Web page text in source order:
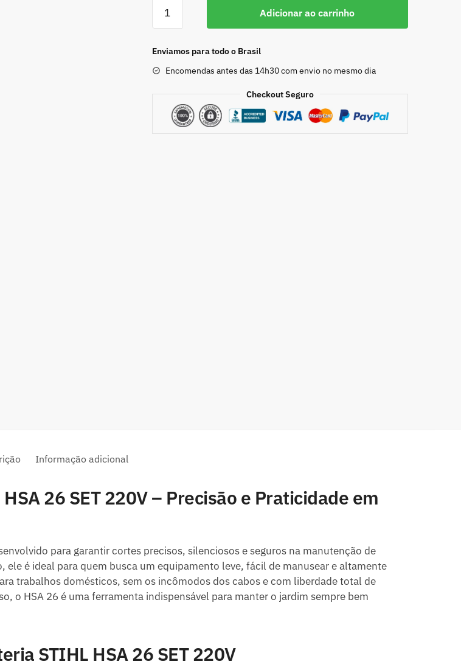
Adicionar ao carrinho
Enviamos para todo o Brasil
Encomendas antes das 14h30 com envio no mesmo dia
Checkout Seguro
Informação adicional
26 SET 220V – Precisão e Praticidade em
para garantir cortes precisos, silenciosos e seguros na manutenção de
é ideal para quem busca um equipamento leve, fácil de manusear e altamente
trabalhos domésticos, sem os incômodos dos cabos e com liberdade total de
o HSA 26 é uma ferramenta indispensável para manter o jardim sempre bem
STIHL HSA 26 SET 220V